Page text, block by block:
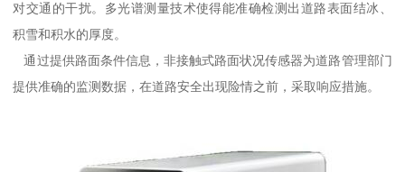
对交通的干扰。多光谱测量技术使得能准确检测出道路表面结冰、
积雪和积水的厚度。
通过提供路面条件信息，非接触式路面状况传感器为道路管理部门
提供准确的监测数据，在道路安全出现险情之前，采取响应措施。